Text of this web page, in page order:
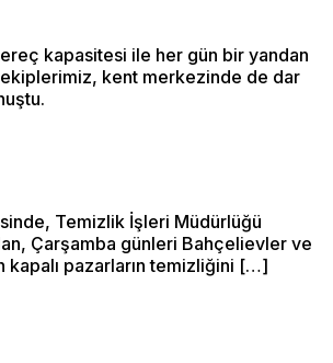
kapasitesi ile her gün bir yandan
ekiplerimiz, kent merkezinde de dar
Temizlik İşleri Müdürlüğü
Çarşamba günleri Bahçelievler ve
kapalı pazarların temizliğini […]